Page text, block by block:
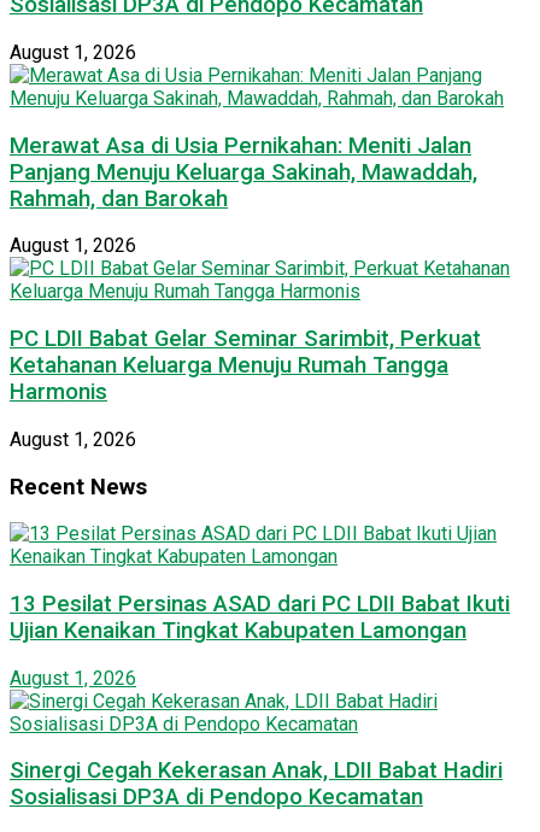
August 1, 2026
Merawat Asa di Usia Pernikahan: Meniti Jalan
Panjang Menuju Keluarga Sakinah, Mawaddah,
Rahmah, dan Barokah
August 1, 2026
PC LDII Babat Gelar Seminar Sarimbit, Perkuat
Ketahanan Keluarga Menuju Rumah Tangga
Harmonis
August 1, 2026
Recent News
13 Pesilat Persinas ASAD dari PC LDII Babat Ikuti
Ujian Kenaikan Tingkat Kabupaten Lamongan
August 1, 2026
Sinergi Cegah Kekerasan Anak, LDII Babat Hadiri
Sosialisasi DP3A di Pendopo Kecamatan